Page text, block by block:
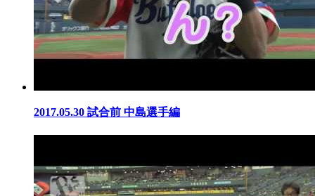
2017.05.30 試合前 中島選手編